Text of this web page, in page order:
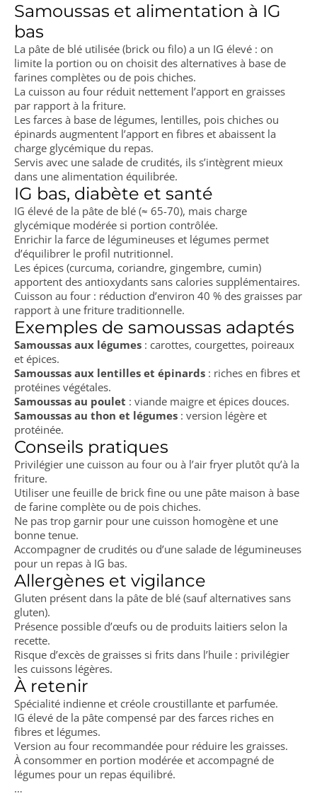
Samoussas et alimentation à IG
bas
La pâte de blé utilisée (brick ou filo) a un IG élevé : on
limite la portion ou on choisit des alternatives à base de
farines complètes ou de pois chiches.
La cuisson au four réduit nettement l’apport en graisses
par rapport à la friture.
Les farces à base de légumes, lentilles, pois chiches ou
épinards augmentent l’apport en fibres et abaissent la
charge glycémique du repas.
Servis avec une salade de crudités, ils s’intègrent mieux
dans une alimentation équilibrée.
IG bas, diabète et santé
IG élevé de la pâte de blé (≈ 65-70), mais charge
glycémique modérée si portion contrôlée.
Enrichir la farce de légumineuses et légumes permet
d’équilibrer le profil nutritionnel.
Les épices (curcuma, coriandre, gingembre, cumin)
apportent des antioxydants sans calories supplémentaires.
Cuisson au four : réduction d’environ 40 % des graisses par
rapport à une friture traditionnelle.
Exemples de samoussas adaptés
Samoussas aux légumes : carottes, courgettes, poireaux
et épices.
Samoussas aux lentilles et épinards : riches en fibres et
protéines végétales.
Samoussas au poulet : viande maigre et épices douces.
Samoussas au thon et légumes : version légère et
protéinée.
Conseils pratiques
Privilégier une cuisson au four ou à l’air fryer plutôt qu’à la
friture.
Utiliser une feuille de brick fine ou une pâte maison à base
de farine complète ou de pois chiches.
Ne pas trop garnir pour une cuisson homogène et une
bonne tenue.
Accompagner de crudités ou d’une salade de légumineuses
pour un repas à IG bas.
Allergènes et vigilance
Gluten présent dans la pâte de blé (sauf alternatives sans
gluten).
Présence possible d’œufs ou de produits laitiers selon la
recette.
Risque d’excès de graisses si frits dans l’huile : privilégier
les cuissons légères.
À retenir
Spécialité indienne et créole croustillante et parfumée.
IG élevé de la pâte compensé par des farces riches en
fibres et légumes.
Version au four recommandée pour réduire les graisses.
À consommer en portion modérée et accompagné de
légumes pour un repas équilibré.
…